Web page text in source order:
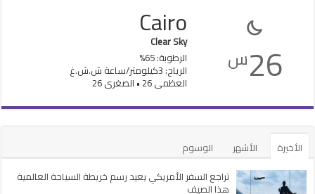
26س
Cairo
Clear Sky
الرطوبة: 65%
الرياح: 3كيلومتر/ساعة ش.ش.غ
العظمى 26 • الصغرى 26
الأخيرة الأشهر
الوسوم
تراجع السفر الأمريكي يعيد رسم خريطة السياحة العالمية
هذا الصيف